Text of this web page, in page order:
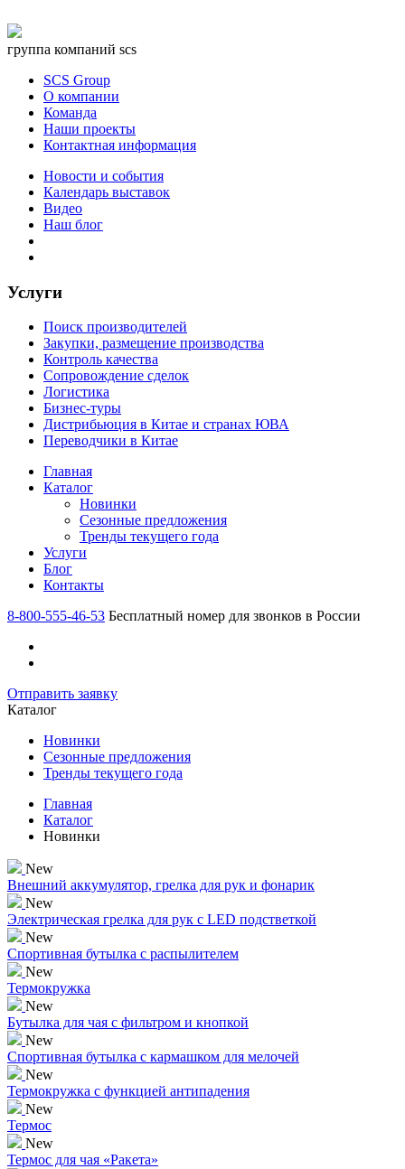
группа компаний scs
SCS Group
О компании
Команда
Наши проекты
Контактная информация
Новости и события
Календарь выставок
Видео
Наш блог
Услуги
Поиск производителей
Закупки, размещение производства
Контроль качества
Сопровождение сделок
Логистика
Бизнес-туры
Дистрибьюция в Китае и странах ЮВА
Переводчики в Китае
Главная
Каталог
Новинки
Сезонные предложения
Тренды текущего года
Услуги
Блог
Контакты
8-800-555-46-53 Бесплатный номер для звонков в России
Отправить заявку
Каталог
Новинки
Сезонные предложения
Тренды текущего года
Главная
Каталог
Новинки
New
Внешний аккумулятор, грелка для рук и фонарик
New
Электрическая грелка для рук с LED подстветкой
New
Спортивная бутылка с распылителем
New
Термокружка
New
Бутылка для чая с фильтром и кнопкой
New
Спортивная бутылка с кармашком для мелочей
New
Термокружка с функцией антипадения
New
Термос
New
Термос для чая «Ракета»